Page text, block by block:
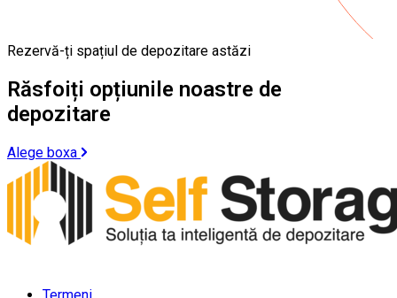
Rezervă-ți spațiul de depozitare astăzi
Răsfoiți opțiunile noastre de
depozitare
Alege boxa
Termeni